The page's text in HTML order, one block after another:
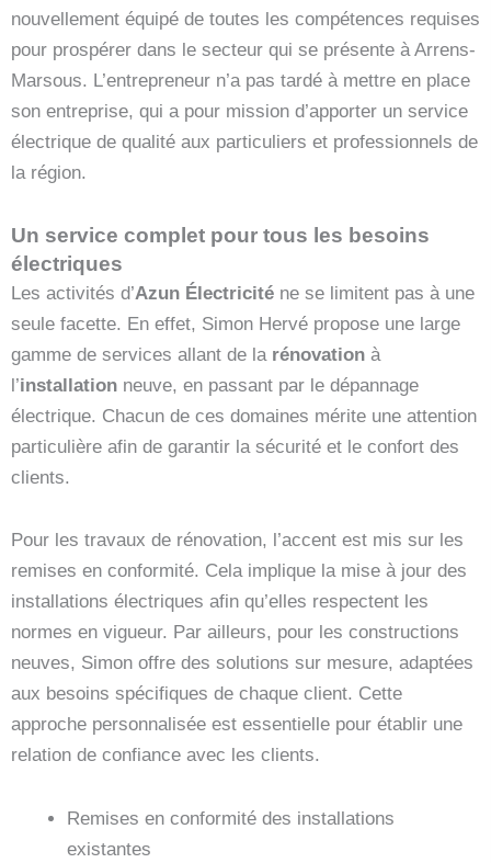
nouvellement équipé de toutes les compétences requises
pour prospérer dans le secteur qui se présente à Arrens-
Marsous. L’entrepreneur n’a pas tardé à mettre en place
son entreprise, qui a pour mission d’apporter un service
électrique de qualité aux particuliers et professionnels de
la région.
Un service complet pour tous les besoins
électriques
Les activités d’Azun Électricité ne se limitent pas à une
seule facette. En effet, Simon Hervé propose une large
gamme de services allant de la rénovation à
l’installation neuve, en passant par le dépannage
électrique. Chacun de ces domaines mérite une attention
particulière afin de garantir la sécurité et le confort des
clients.
Pour les travaux de rénovation, l’accent est mis sur les
remises en conformité. Cela implique la mise à jour des
installations électriques afin qu’elles respectent les
normes en vigueur. Par ailleurs, pour les constructions
neuves, Simon offre des solutions sur mesure, adaptées
aux besoins spécifiques de chaque client. Cette
approche personnalisée est essentielle pour établir une
relation de confiance avec les clients.
Remises en conformité des installations
existantes